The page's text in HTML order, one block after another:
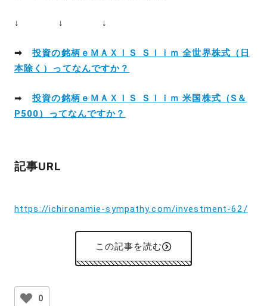
↓ ↓ ↓
➡投資の銘柄ｅＭＡＸＩＳ Ｓｌｉｍ 全世界株式（日
本除く）ってなんですか？
➡投資の銘柄ｅＭＡＸＩＳ Ｓｌｉｍ 米国株式（S＆
P500）ってなんですか？
記事URL
https://ichironamie-sympathy.com/investment-62/
この記事を読む
0